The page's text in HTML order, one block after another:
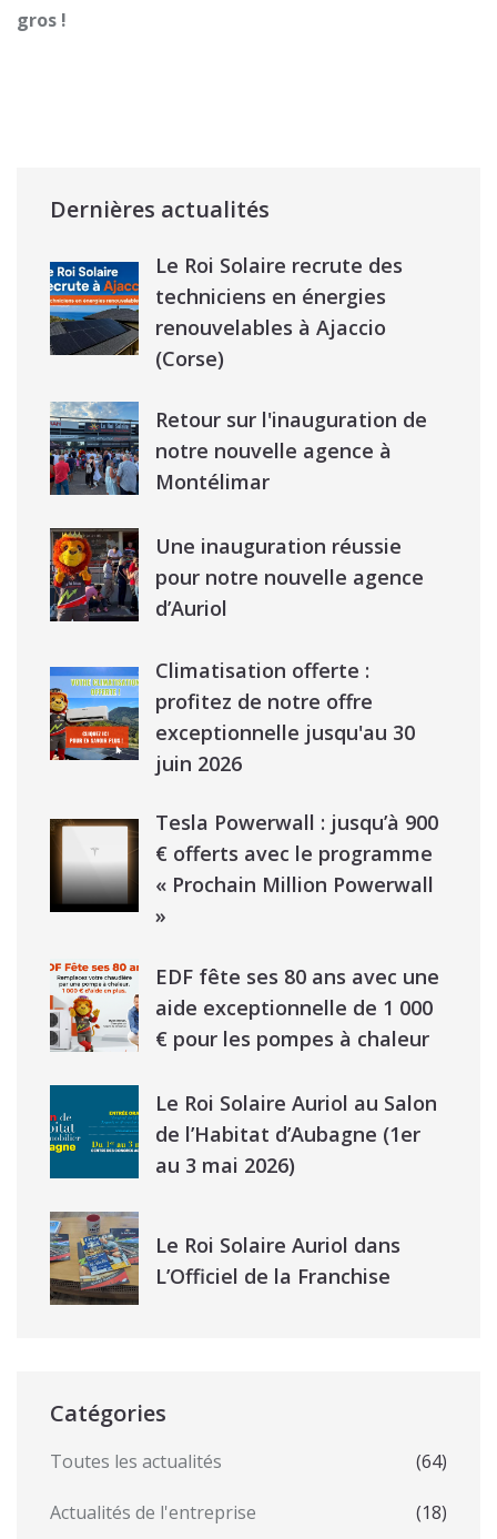
gros !
Dernières actualités
Le Roi Solaire recrute des
techniciens en énergies
renouvelables à Ajaccio
(Corse)
Retour sur l'inauguration de
notre nouvelle agence à
Montélimar
Une inauguration réussie
pour notre nouvelle agence
d’Auriol
Climatisation offerte :
profitez de notre offre
exceptionnelle jusqu'au 30
juin 2026
Tesla Powerwall : jusqu’à 900
€ offerts avec le programme
« Prochain Million Powerwall
»
EDF fête ses 80 ans avec une
aide exceptionnelle de 1 000
€ pour les pompes à chaleur
Le Roi Solaire Auriol au Salon
de l’Habitat d’Aubagne (1er
au 3 mai 2026)
Le Roi Solaire Auriol dans
L’Officiel de la Franchise
Catégories
Toutes les actualités (64)
Actualités de l'entreprise (18)